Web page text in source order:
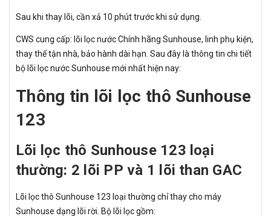
Sau khi thay lõi, cần xả 10 phút trước khi sử dụng.
CWS cung cấp: lõi lọc nước Chính hãng Sunhouse, linh phụ kiện,
thay thế tận nhà, bảo hành dài hạn. Sau đây là thông tin chi tiết
bộ lõi lọc nước Sunhouse mới nhất hiện nay:
Thông tin lõi lọc thô Sunhouse
123
Lõi lọc thô Sunhouse 123 loại
thường: 2 lõi PP và 1 lõi than GAC
Lõi lọc thô Sunhouse 123 loại thường chỉ thay cho máy
Sunhouse dạng lõi rời. Bộ lõi lọc gồm: